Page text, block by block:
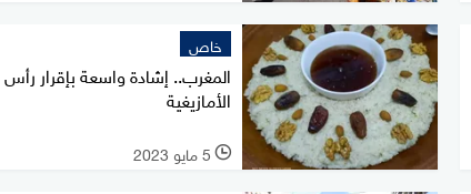
خاص
المغرب.. إشادة واسعة بإقرار
الأمازيغية
l 5 مايو 2023